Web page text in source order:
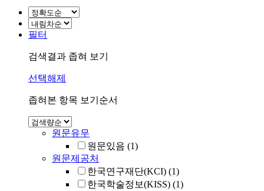
필터
검색결과 좁혀 보기
선택해제
좁혀본 항목 보기순서
원문유무
원문있음 (1)
원문제공처
한국연구재단(KCI) (1)
한국학술정보(KISS) (1)